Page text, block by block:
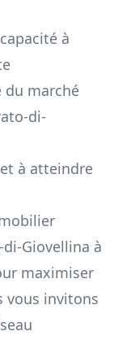
à
du marché
di-
à atteindre
di-Giovellina à
maximiser
vous invitons